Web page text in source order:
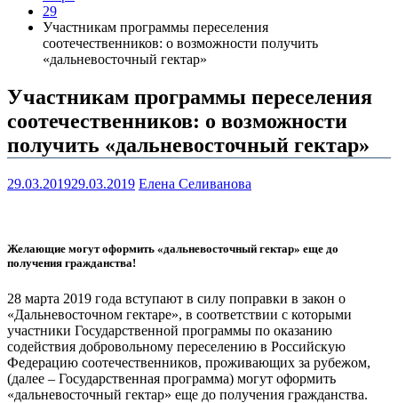
29
Участникам программы переселения
соотечественников: о возможности получить
«дальневосточный гектар»
Участникам программы переселения
соотечественников: о возможности
получить «дальневосточный гектар»
29.03.201929.03.2019 Елена Селиванова
Желающие могут оформить «дальневосточный гектар» еще до
получения гражданства!
28 марта 2019 года вступают в силу поправки в закон о
«Дальневосточном гектаре», в соответствии с которыми
участники Государственной программы по оказанию
содействия добровольному переселению в Российскую
Федерацию соотечественников, проживающих за рубежом,
(далее – Государственная программа) могут оформить
«дальневосточный гектар» еще до получения гражданства.